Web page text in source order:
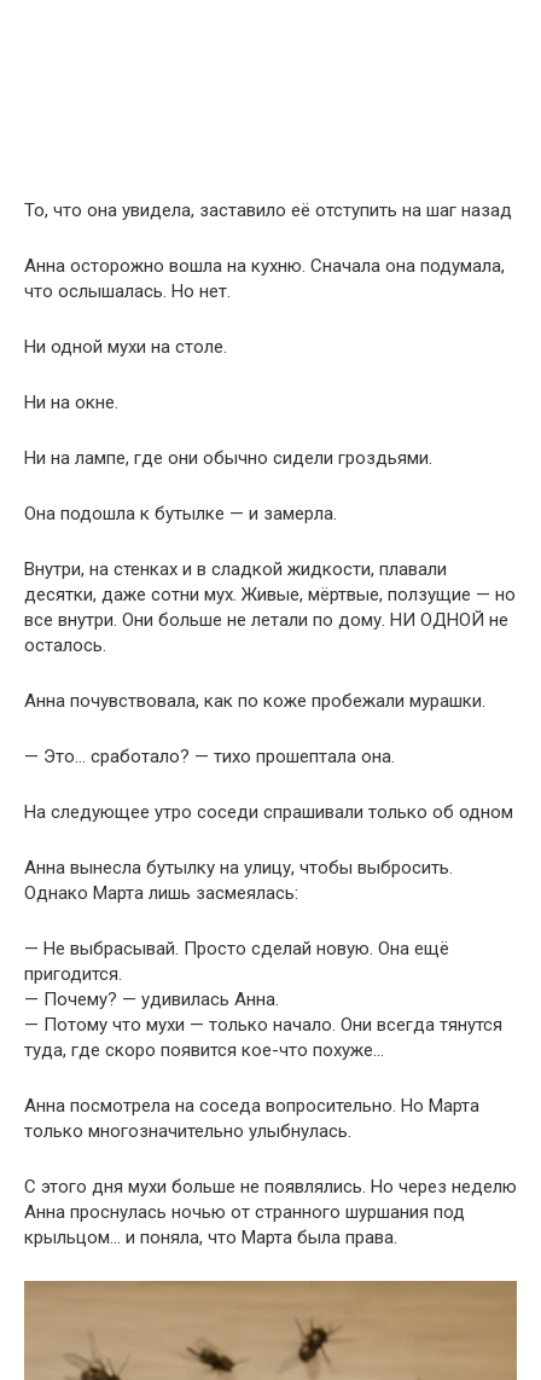
То, что она увидела, заставило её отступить на шаг назад
Анна осторожно вошла на кухню. Сначала она подумала,
что ослышалась. Но нет.
Ни одной мухи на столе.
Ни на окне.
Ни на лампе, где они обычно сидели гроздьями.
Она подошла к бутылке — и замерла.
Внутри, на стенках и в сладкой жидкости, плавали
десятки, даже сотни мух. Живые, мёртвые, ползущие — но
все внутри. Они больше не летали по дому. НИ ОДНОЙ не
осталось.
Анна почувствовала, как по коже пробежали мурашки.
— Это… сработало? — тихо прошептала она.
На следующее утро соседи спрашивали только об одном
Анна вынесла бутылку на улицу, чтобы выбросить.
Однако Марта лишь засмеялась:
— Не выбрасывай. Просто сделай новую. Она ещё
пригодится.
— Почему? — удивилась Анна.
— Потому что мухи — только начало. Они всегда тянутся
туда, где скоро появится кое-что похуже…
Анна посмотрела на соседа вопросительно. Но Марта
только многозначительно улыбнулась.
С этого дня мухи больше не появлялись. Но через неделю
Анна проснулась ночью от странного шуршания под
крыльцом… и поняла, что Марта была права.